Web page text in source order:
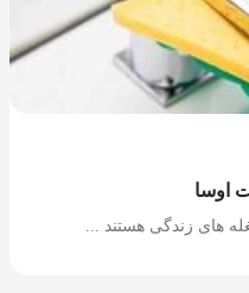
اوسا
های زندگی هستند ...